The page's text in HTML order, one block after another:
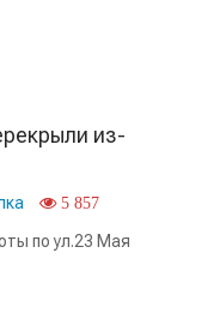
из-
5 857
по ул.23 Мая